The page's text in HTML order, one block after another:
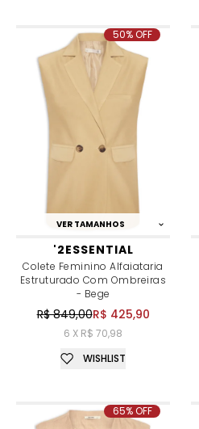
VER TAMANHOS
'2ESSENTIAL
Colete Feminino Alfaiataria
Estruturado Com Ombreiras
- Bege
R$ 849,00R$ 425,90
6 X R$ 70,98
50% OFF
WISHLIST
65% OFF